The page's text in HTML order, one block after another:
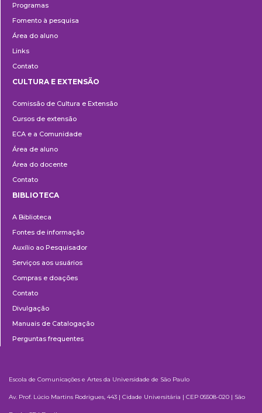
Programas
Fomento à pesquisa
Área do aluno
Links
Contato
e
Extensão
CULTURA E EXTENSÃO
Comissão de Cultura e Extensão
Cursos de extensão
ECA e a Comunidade
Área de aluno
Área do docente
Contato
BIBLIOTECA
A Biblioteca
Fontes de informação
Auxílio ao Pesquisador
Serviços aos usuários
Compras e doações
Contato
Divulgação
Manuais de Catalogação
Perguntas frequentes
Escola de Comunicações e Artes da Universidade de São Paulo
Av. Prof. Lúcio Martins Rodrigues, 443 | Cidade Universitária | CEP 05508-020 | São